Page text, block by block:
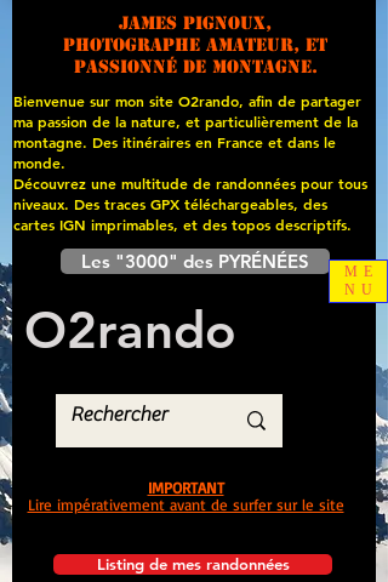
James PIGNOUX,
photographe amateur, et
passionné de montagne.
Bienvenue sur mon site O2rando, afin de partager
ma passion de la nature, et particulièrement de la
montagne. Des itinéraires en France et dans le
monde.
Découvrez une multitude de randonnées pour tous
niveaux. Des traces GPX téléchargeables, des
cartes IGN imprimables, et des topos descriptifs.
Les "3000" des PYRÉNÉES
O2rando
Listing de mes randonnées
IMPORTANT
Lire impérativement avant de surfer sur le site
ME
NU